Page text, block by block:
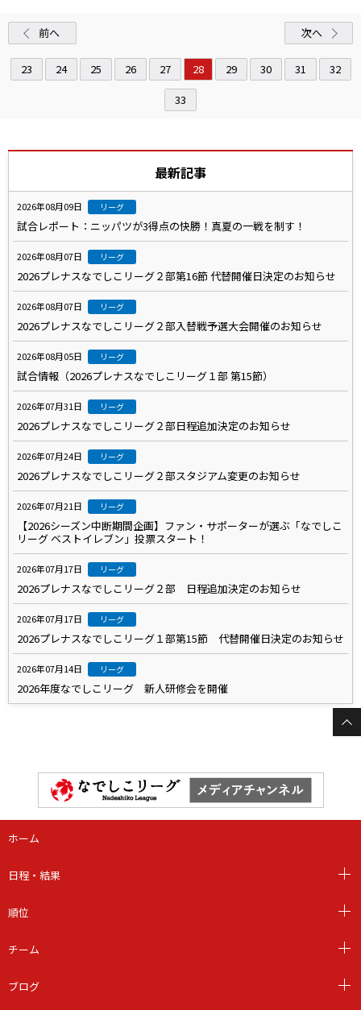
前へ
23 24 25 26 27 28 29 30 31
32
33
次へ
最新記事
2026年08月09日 リーグ
試合レポート：ニッパツが3得点の快勝！真夏の一戦を制す！
2026年08月07日 リーグ
2026プレナスなでしこリーグ２部第16節 代替開催日決定のお知らせ
2026年08月07日 リーグ
2026プレナスなでしこリーグ２部入替戦予選大会開催のお知らせ
2026年08月05日 リーグ
試合情報（2026プレナスなでしこリーグ１部 第15節）
2026年07月31日 リーグ
2026プレナスなでしこリーグ２部日程追加決定のお知らせ
2026年07月24日 リーグ
2026プレナスなでしこリーグ２部スタジアム変更のお知らせ
2026年07月21日 リーグ
【2026シーズン中断期間企画】ファン・サポーターが選ぶ「なでしこ
リーグ ベストイレブン」投票スタート！
2026年07月17日 リーグ
2026プレナスなでしこリーグ２部 日程追加決定のお知らせ
2026年07月17日 リーグ
2026プレナスなでしこリーグ１部第15節 代替開催日決定のお知らせ
2026年07月14日 リーグ
2026年度なでしこリーグ 新人研修会を開催
ホーム
日程・結果
順位
チーム
ブログ